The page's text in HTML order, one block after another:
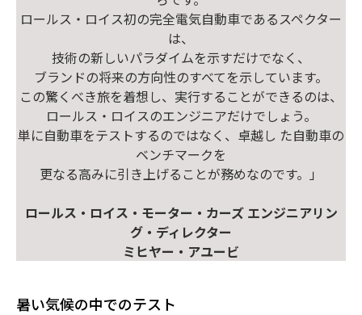
ロールス・ロイス初の完全電気自動車であるスペクター
は、
技術の新しいパラダイムを示すだけでなく、
ブランドの将来の方向性のすべてを示しています。
この驚くべき旅を着想し、実行することができるのは、
ロールス・ロイスのエンジニアだけでしょう。
単に自動車をテストするのではなく、卓越し た自動車の
ベンチマークを
更なる高みに引き上げることが務めなのです。」
ロールス・ロイス・モーター・カーズ エンジニアリン
グ・ディレクター
ミヒヤー・アユービ
暑い気候の中でのテスト